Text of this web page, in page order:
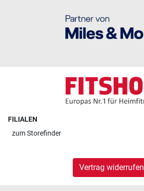
FILIALEN
zumStorefinder
Vertrag widerrufen